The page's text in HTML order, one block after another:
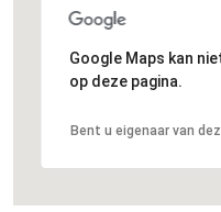
Google Maps kan
op deze pagina.
Bent u eigenaar van